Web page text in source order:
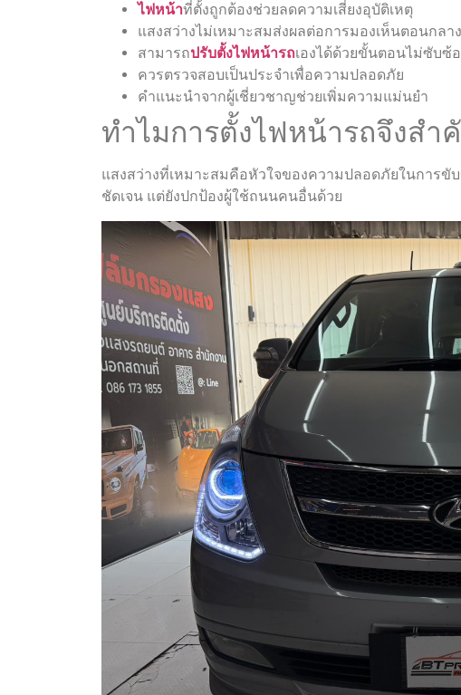
ไฟหน้าที่ตั้งถูกต้องช่วยลดความเสี่ยงอุบัติเหตุ
แสงสว่างไม่เหมาะสมส่งผลต่อการมองเห็นตอนกลา
สามารถปรับตั้งไฟหน้ารถเองได้ด้วยขั้นตอนไม่ซับซ้
ควรตรวจสอบเป็นประจำเพื่อความปลอดภัย
คำแนะนำจากผู้เชี่ยวชาญช่วยเพิ่มความแม่นยำ
ทำไมการตั้งไฟหน้ารถจึงสำ
แสงสว่างที่เหมาะสมคือหัวใจของความปลอดภัยในการ
ชัดเจน แต่ยังปกป้องผู้ใช้ถนนคนอื่นด้วย